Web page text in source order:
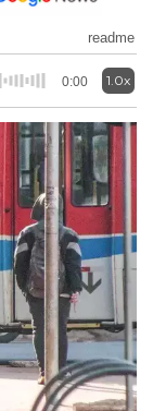
readme
0:00 1.0x